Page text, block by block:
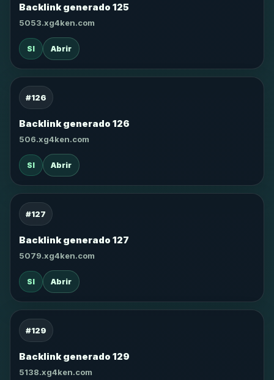
Backlink generado 125
5053.xg4ken.com
SI Abrir
#126
Backlink generado 126
506.xg4ken.com
SI Abrir
#127
Backlink generado 127
5079.xg4ken.com
SI Abrir
#129
Backlink generado 129
5138.xg4ken.com